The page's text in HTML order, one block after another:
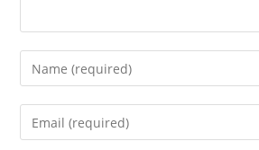
Enter
your
name
Enter
your